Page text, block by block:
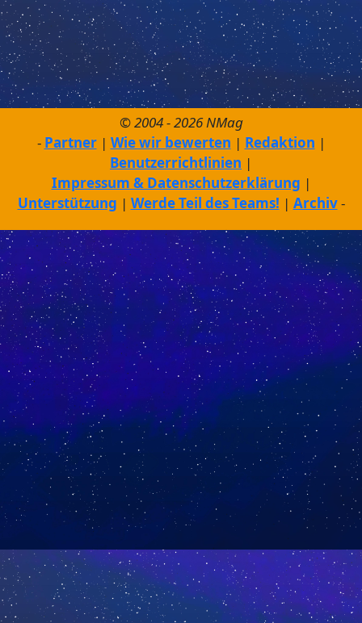
© 2004 - 2026 NMag
Partner
Wie wir bewerten
Redaktion
Benutzerrichtlinien
Impressum & Datenschutzerklärung
Unterstützung
Werde Teil des Teams! Archiv